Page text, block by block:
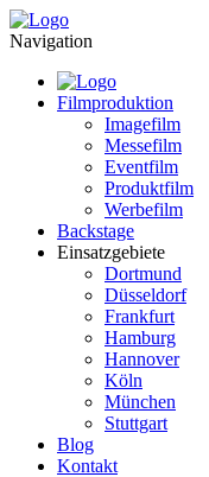
Navigation
Filmproduktion
Imagefilm
Messefilm
Eventfilm
Produktfilm
Werbefilm
Backstage
Einsatzgebiete
Dortmund
Düsseldorf
Frankfurt
Hamburg
Hannover
Köln
München
Stuttgart
Blog
Kontakt